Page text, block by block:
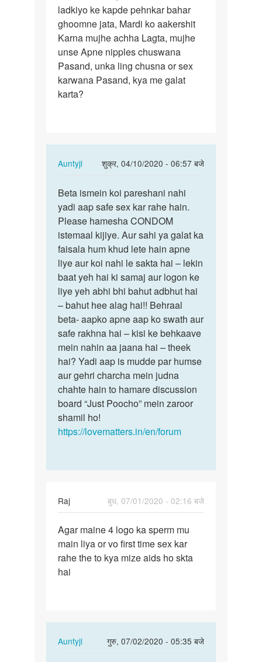
ke
kapde
pehna…
ladkiyo ke kapde pehnkar bahar
ghoomne jata, Mardi ko aakershit
Karna mujhe achha Lagta, mujhe
unse Apne nipples chuswana
Pasand, unka ling chusna or sex
karwana Pasand, kya me galat
karta?
Auntyji
शुक्र, 04/10/2020 - 06:57 बजे
In
to
Mujhe
ladkiyo
ke
kapde
pehna…
by
Anuj
Beta
ismein
koi
pareshani…
Beta ismein koi pareshani nahi
yadi aap safe sex kar rahe hain.
Please hamesha CONDOM
istemaal kijiye. Aur sahi ya galat ka
faisala hum khud lete hain apne
liye aur koi nahi le sakta hai – lekin
baat yeh hai ki samaj aur logon ke
liye yeh abhi bhi bahut adbhut hai
– bahut hee alag hai!! Behraal
beta- aapko apne aap ko swath aur
safe rakhna hai – kisi ke behkaave
mein nahin aa jaana hai – theek
hai? Yadi aap is mudde par humse
aur gehri charcha mein judna
chahte hain to hamare discussion
board “Just Poocho” mein zaroor
shamil ho!
https://lovematters.in/en/forum
Raj
बुध, 07/01/2020 - 02:16 बजे
Agar
maine
4
logo
Agar maine 4 logo ka sperm mu
main liya or vo first time sex kar
rahe the to kya mize aids ho skta
hai
Auntyji
गुरु, 07/02/2020 - 05:35 बजे
In